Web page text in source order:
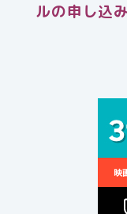
ルの申し込